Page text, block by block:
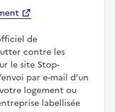
de
contre les
le site Stop-
par e-mail d’un
logement ou
labellisée